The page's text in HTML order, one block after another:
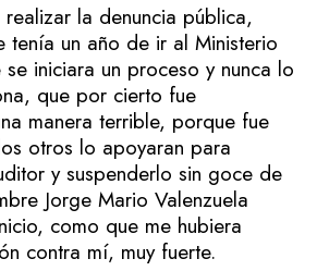
la denuncia pública,
tenía un año de ir al Ministerio
iniciara un proceso y nunca lo
que por cierto fue
manera terrible, porque fue
otros lo apoyaran para
y suspenderlo sin goce de
Jorge Mario Valenzuela
como que me hubiera
contra mí, muy fuerte.